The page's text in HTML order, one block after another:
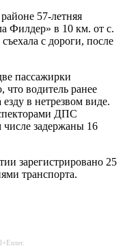
57-летняя
Филдер» в 10 км. от с.
с дороги, после
пассажирки
что водитель ранее
в нетрезвом виде.
ДПС
задержаны 16
зарегистрировано 25
транспорта.